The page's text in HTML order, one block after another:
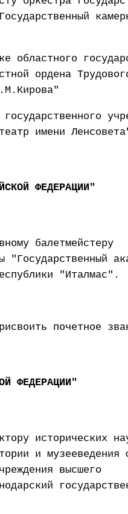
областного
ордена
имени
ФЕДЕРАЦИИ"
балетмейстеру
"Государственный
"Италмас".
почетное
ФЕДЕРАЦИИ"
исторических
и музееведения
высшего